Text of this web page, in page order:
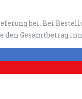
bei. Bei
Gesamtbetrag